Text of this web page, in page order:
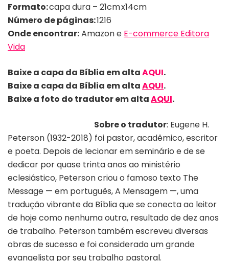
Formato:capa dura – 21cm x14cm
Número de páginas:1216
Onde encontrar:Amazon e E-commerce Editora
Vida
Baixe a capa da Bíblia em altaAQUI.
Baixe a capa da Bíblia em altaAQUI.
Baixe a foto do tradutor em altaAQUI.
Sobre o tradutor: Eugene H.
Peterson (1932-2018) foi pastor, acadêmico, escritor
e poeta. Depois de lecionar em seminário e de se
dedicar por quase trinta anos ao ministério
eclesiástico, Peterson criou o famoso texto The
Message — em português, A Mensagem —, uma
tradução vibrante da Bíblia que se conecta ao leitor
de hoje como nenhuma outra, resultado de dez anos
de trabalho. Peterson também escreveu diversas
obras de sucesso e foi considerado um grande
evangelista por seu trabalho pastoral.